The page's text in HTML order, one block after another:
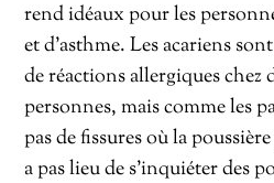
rend idéaux pour les
et d’asthme. Les acariens
de réactions allergiques chez
personnes, mais comme les
pas de fissures où la
a pas lieu de s’inquiéter des